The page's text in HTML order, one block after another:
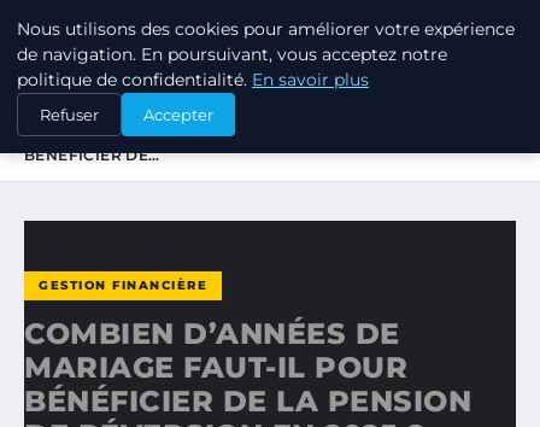
TUEZ-LES TOUS
ACCUEIL
GESTION FINANCIÈRE
COMBIEN D’ANNÉES DE MARIAGE FAUT-IL POUR
BÉNÉFICIER DE…
GESTION FINANCIÈRE
COMBIEN D’ANNÉES DE
MARIAGE FAUT-IL POUR
BÉNÉFICIER DE LA PENSION
Nous utilisons des cookies pour améliorer votre expérience
de navigation. En poursuivant, vous acceptez notre
politique de confidentialité. En savoir plus
Refuser Accepter